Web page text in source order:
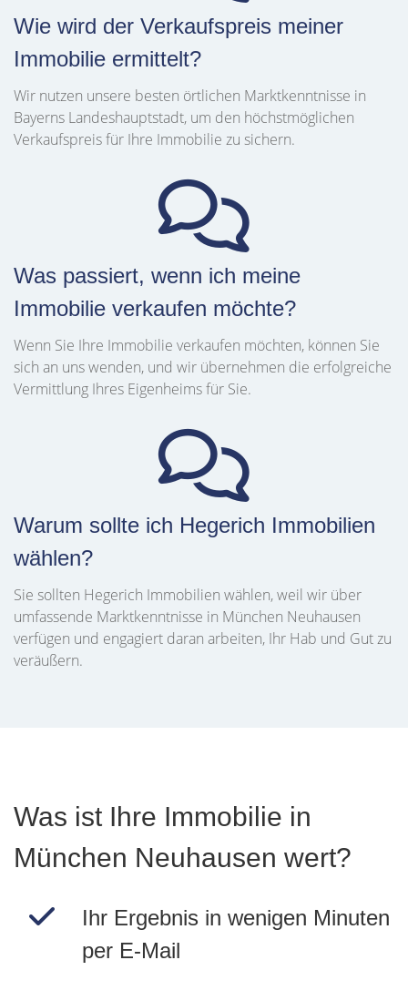
Wie wird der Verkaufspreis meiner
Immobilie ermittelt?
Wir nutzen unsere besten örtlichen Marktkenntnisse in
Bayerns Landeshauptstadt, um den höchstmöglichen
Verkaufspreis für Ihre Immobilie zu sichern.
Was passiert, wenn ich meine
Immobilie verkaufen möchte?
Wenn Sie Ihre Immobilie verkaufen möchten, können Sie
sich an uns wenden, und wir übernehmen die erfolgreiche
Vermittlung Ihres Eigenheims für Sie.
Warum sollte ich Hegerich Immobilien
wählen?
Sie sollten Hegerich Immobilien wählen, weil wir über
umfassende Marktkenntnisse in München Neuhausen
verfügen und engagiert daran arbeiten, Ihr Hab und Gut zu
veräußern.
Was ist Ihre Immobilie in
München Neuhausen wert?
Ihr Ergebnis in wenigen Minuten
per E-Mail